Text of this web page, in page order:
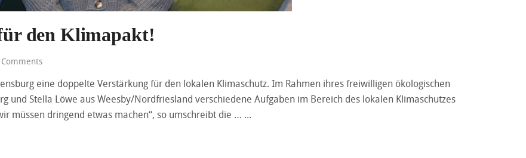
den Klimapakt!
eine doppelte Verstärkung für den lokalen Klimaschutz. Im Rahmen ihres freiwilligen ökologischen
und Stella Löwe aus Weesby/Nordfriesland verschiedene Aufgaben im Bereich des lokalen Klimaschutzes
müssen dringend etwas machen“, so umschreibt die …